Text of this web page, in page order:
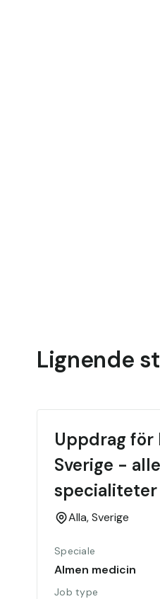
Lignende
Uppdrag för
Sverige - alle
specialiteter
Alla,Sverige
Speciale
Almen medicin
Job type